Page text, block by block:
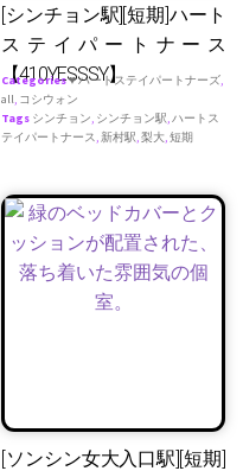
[シンチョン駅][短期]ハート
ステイパートナース
【410YESSSY】
Categories♥ ハートステイパートナーズ,
all, コシウォン
Tags シンチョン, シンチョン駅,ハートス
テイパートナース,新村駅,梨大,短期
[ソンシン女大入口駅][短期]